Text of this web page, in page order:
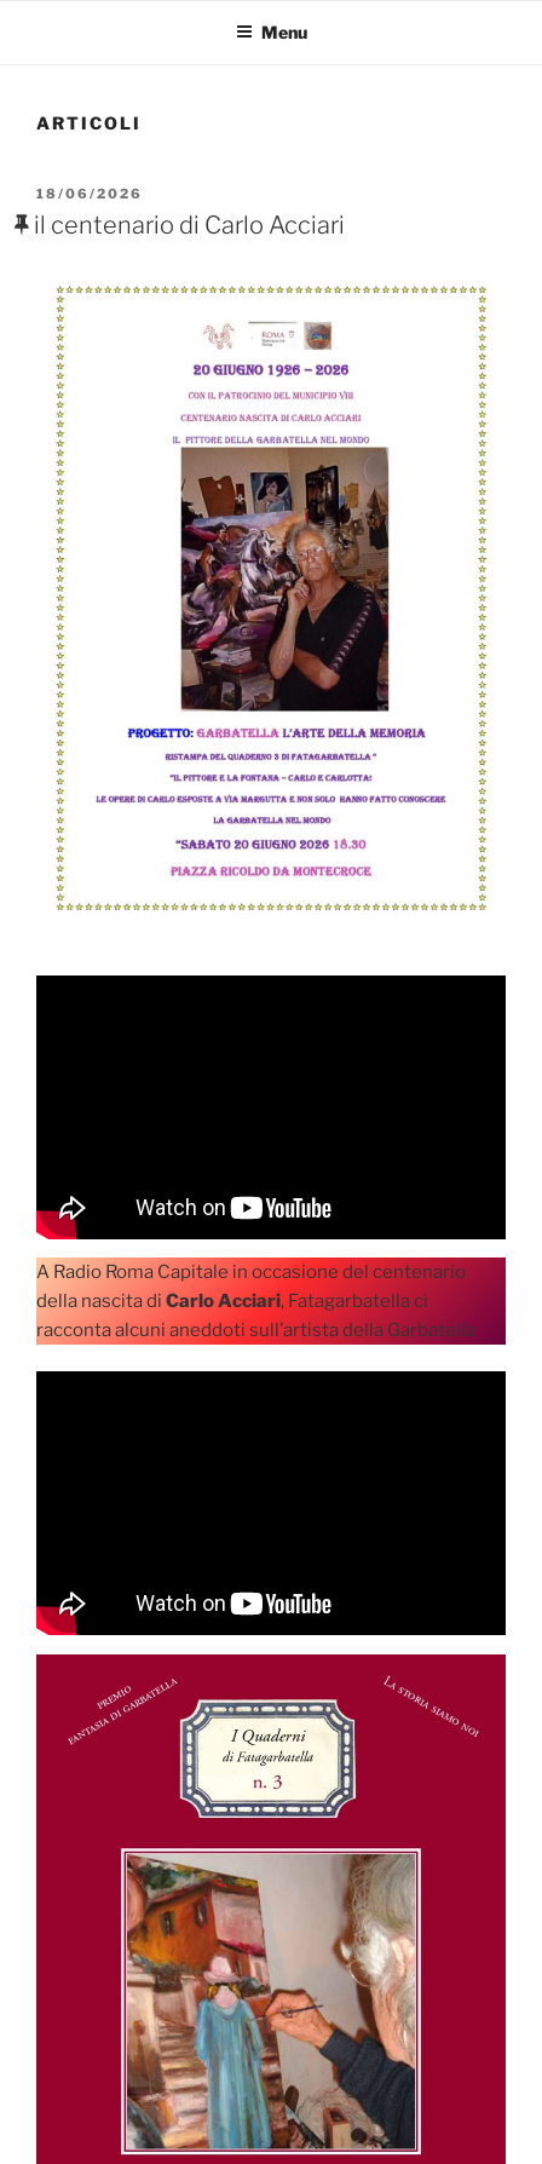
Menu
ARTICOLI
PUBBLICATO
IL
18/06/2026
il centenario di Carlo Acciari
A Radio Roma Capitale in occasione del centenario
della nascita di Carlo Acciari, Fatagarbatella ci
racconta alcuni aneddoti sull’artista della Garbatella